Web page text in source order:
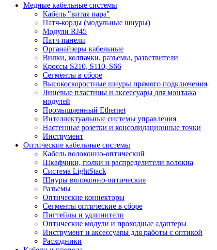
Медные кабельные системы
Кабель "витая пара"
Патч-корды (модульные шнуры)
Модули RJ45
Патч-панели
Органайзеры кабельные
Вилки, колпачки, разъемы, разветвители
Кроссы S210, S110, S66
Сегменты в сборе
Высокоскоростные шнуры прямого подключения
Лицевые пластины и аксессуары для монтажа
модулей
Промышленный Ethernet
Интеллектуальные системы управления
Настенные розетки и консолидационные точки
Инструмент
Оптические кабельные системы
Кабель волоконно-оптический
Шкафчики, полки и распределители волокна
Система LightStack
Шнуры волоконно-оптические
Разъемы
Оптические коннекторы
Сегменты оптические в сборе
Пигтейлы и удлинители
Оптические модули и проходные адаптеры
Инструмент и аксессуары для работы с оптикой
Расходники